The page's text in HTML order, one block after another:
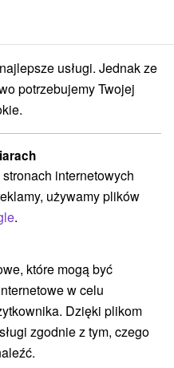
kraj Banská Bystrica
a v okolí
z adrenaliną(2)
dzieci
(2)
Zamki, pałace, ruiny
i kina w przyrodzie(1)
usługi. Jednak ze
potrzebujemy Twojej
internetowych
używamy plików
.
które mogą być
w celu
Dzięki plikom
zgodnie z tym, czego